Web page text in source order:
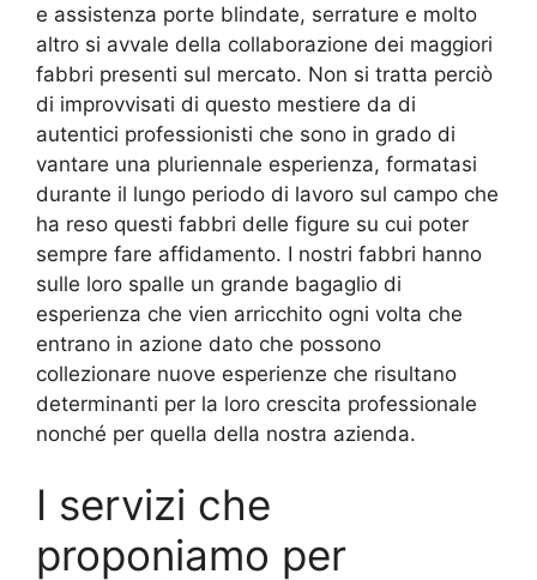
e assistenza porte blindate, serrature e molto
altro si avvale della collaborazione dei maggiori
fabbri presenti sul mercato. Non si tratta perciò
di improvvisati di questo mestiere da di
autentici professionisti che sono in grado di
vantare una pluriennale esperienza, formatasi
durante il lungo periodo di lavoro sul campo che
ha reso questi fabbri delle figure su cui poter
sempre fare affidamento. I nostri fabbri hanno
sulle loro spalle un grande bagaglio di
esperienza che vien arricchito ogni volta che
entrano in azione dato che possono
collezionare nuove esperienze che risultano
determinanti per la loro crescita professionale
nonché per quella della nostra azienda.
I servizi che
proponiamo per